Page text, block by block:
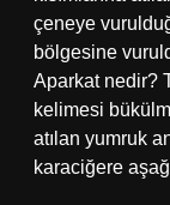
çeneye
bölgesine
Aparkat nedir?
kelimesi
atılan yumruk
karaciğere